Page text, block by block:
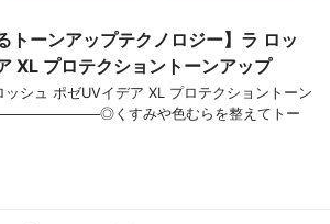
トーンアップテクノロジー】ラ ロッ
XL プロテクショントーンアップ
ュ ポゼUVイデア XL プロテクショントーン
くすみや色むらを整えてトー